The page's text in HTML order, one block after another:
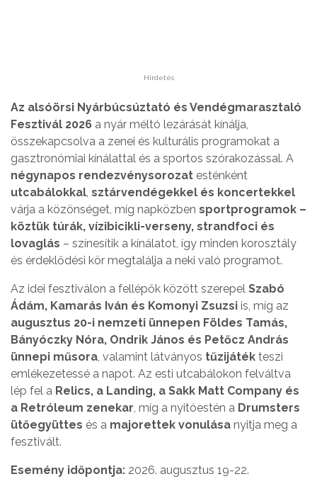
Hirdetés
Az alsóörsi Nyárbúcsúztató és Vendégmarasztaló
Fesztivál 2026 a nyár méltó lezárását kínálja,
összekapcsolva a zenei és kulturális programokat a
gasztronómiai kínálattal és a sportos szórakozással. A
négynapos rendezvénysorozat esténként
utcabálokkal, sztárvendégekkel és koncertekkel
várja a közönséget, míg napközben sportprogramok –
köztük túrák, vízibicikli-verseny, strandfoci és
lovaglás – színesítik a kínálatot, így minden korosztály
és érdeklődési kör megtalálja a neki való programot.
Az idei fesztiválon a fellépők között szerepel Szabó
Ádám, Kamarás Iván és Komonyi Zsuzsi is, míg az
augusztus 20-i nemzeti ünnepen Földes Tamás,
Bányóczky Nóra, Ondrik János és Petőcz András
ünnepi műsora, valamint látványos tűzijáték teszi
emlékezetessé a napot. Az esti utcabálokon felváltva
lép fel a Relics, a Landing, a Sakk Matt Company és
a Retróleum zenekar, míg a nyitóestén a Drumsters
ütőegyüttes és a majorettek vonulása nyitja meg a
fesztivált.
Esemény időpontja: 2026. augusztus 19-22.